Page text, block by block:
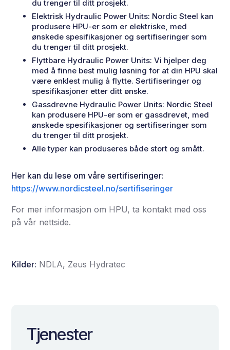
Tjenester
du trenger til ditt prosjekt.
Elektrisk Hydraulic Power Units: Nordic Steel kan
produsere HPU-er som er elektriske, med
ønskede spesifikasjoner og sertifiseringer som
du trenger til ditt prosjekt.
Flyttbare Hydraulic Power Units: Vi hjelper deg
med å finne best mulig løsning for at din HPU skal
være enklest mulig å flytte. Sertifiseringer og
spesifikasjoner etter ditt ønske.
Gassdrevne Hydraulic Power Units: Nordic Steel
kan produsere HPU-er som er gassdrevet, med
ønskede spesifikasjoner og sertifiseringer som
du trenger til ditt prosjekt.
Alle typer kan produseres både stort og smått.
Her kan du lese om våre sertifiseringer:
https://www.nordicsteel.no/sertifiseringer
For mer informasjon om HPU, ta kontakt med oss
på vår nettside.
Kilder: NDLA, Zeus Hydratec